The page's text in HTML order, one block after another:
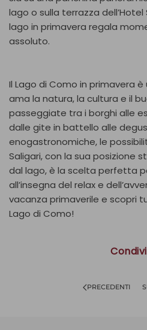
lago o sulla terrazza dell’Hotel
lago in primavera regala
assoluto.
Il Lago di Como in primavera
ama la natura, la cultura e il
passeggiate tra i borghi alle
dalle gite in battello alle
enogastronomiche, le
Saligari, con la sua posizione
dal lago, è la scelta perfetta
all’insegna del relax e
vacanza primaverile e scopri
Lago di Como!
PRECEDENTI